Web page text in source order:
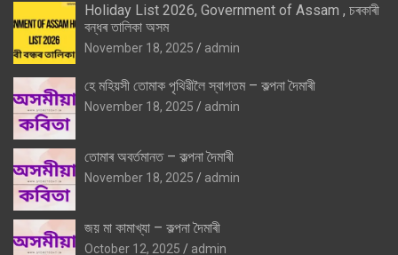
Holiday List 2026, Government of Assam , চৰকাৰী
বন্ধৰ তালিকা অসম
November 18, 2025 admin
হে মহিয়সী তোমাক পৃথিৱীলৈ স্বাগতম – কল্পনা দৈমাৰী
November 18, 2025 admin
তোমাৰ অবৰ্তমানত – কল্পনা দৈমাৰী
November 18, 2025 admin
জয় মা কামাখ্যা – কল্পনা দৈমাৰী
October 12, 2025 admin